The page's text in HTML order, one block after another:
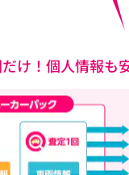
け！個人情報も